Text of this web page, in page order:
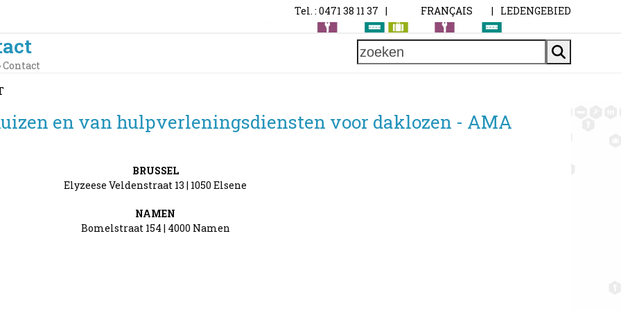
Tel. : 0471 38 11 37 | FRANÇAIS | LEDENGEBIED
zoeken
Contact
en van hulpverleningsdiensten voor daklozen - AMA
BRUSSEL
Elyzeese Veldenstraat 13 | 1050 Elsene
NAMEN
Bomelstraat 154 | 4000 Namen